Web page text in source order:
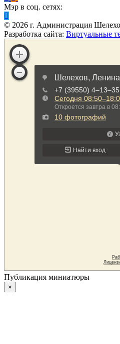
Мэр в соц. сетях:
© 2026 г. Администрация
Разработка сайта: Виртуальные
Публикация миниатюры
×